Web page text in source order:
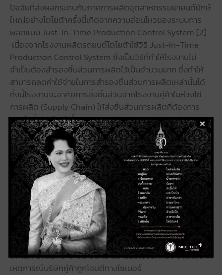
ปัจจัยที่ส่งผลกระทบกับภาคการผลิตอุตสาหกรรมยายนต์ยักษ์
ใหญ่อย่างโตโยต้าครั้งนี้เกิดจากความอ่อนไหวของระบบการ
ผลิตแบบ Just-In-Time Production Control System [2]
เนื่องจากโรงงานผลิตรถยนต์โตโยต้าใช้วิธี Just-In-Time
Production Control System ซึ่งเป็นวิธีที่ทำให้โรงงานไม่
จำเป็นต้องสำรองชิ้นส่วนการผลิตไว้เป็นจำนวนมาก ซึ่งทำให้
สามารถลดค่าใช้จ่ายในการสำรองชิ้นส่วนการผลิตเหล่านั้นได้
ทั้งนี้โรงงานจะอาศัยการสั่งชิ้นส่วนจากโรงงานคู่ค้าในห่วงโซ่
การผลิต (Supply Chain) ให้ส่งชิ้นส่วนการผลิตที่ต้องการ
ตามใบสั่งสินค้าเท่านั้น Just-In-Time Production Control
System เป็นหนึ่งในกลยุทธ์การดำเนินการผลิตแบบ Lean ที่
ระบบอยู่บนสมมติฐานที่โรงงานคู่ค้าจะสามารถส่งสินค้าให้ตามที่
สั่งในระยะเวลาอันสั้น อย่างไรก็ตาม วิธี Just-In-Time
Production Control System นี้มีความอ่อนไหวต่อความ
เสี่ยงจากภัยคุกคาม ไม่ว่าจะเป็นภัยจากทางกายภาพ(Physical)
หรือจากทางไซเบอร์ (Cyber) โดยที่ผ่านมาระบบนี้ได้ส่งผลเสีย
หายกับบริษัทโตโยต้ามาแล้วในกรณีเกิดเหตุฉุกเฉินที่โรงงานคู่
ค้าไม่สามารถส่งสินค้าได้ตามกำหนด ซึ่งเหตุการณ์ดังกล่าวเกิด
ขึ้นกับบริษัทโตโยต้าในแถบประเทศโซนอเมริกาเหนือเมื่อเกิด
เหตุประท้วงจากผู้ขับรถบรรทุกในแคนนาดา หรือช่วง
สถานการณ์โรคระบาดโควิด 19 และนี่นับเป็นอีกครั้ง ซึ่งเกิดจาก
เหตุการณ์บริษัทคู่ค้าถูกโจมตีทางไซเบอร์